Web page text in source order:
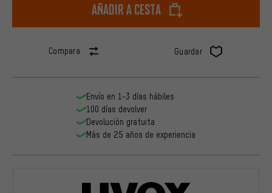
Añadir a cesta
Compara Guardar
Envío en 1-3 días hábiles
100 días devolver
Devolución gratuita
Más de 25 años de experiencia